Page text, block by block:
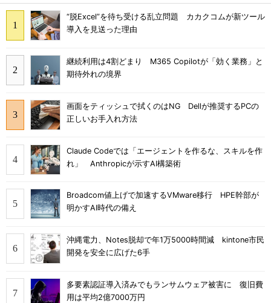
“脱Excel”を待ち受ける乱立問題 カカクコムが新ツール
導入を見送った理由
継続利用は4割どまり M365 Copilotが「効く業務」と
期待外れの境界
画面をティッシュで拭くのはNG Dellが推奨するPCの
正しいお手入れ方法
Claude Codeでは「エージェントを作るな、スキルを作
れ」 Anthropicが示すAI構築術
Broadcom値上げで加速するVMware移行 HPE幹部が
明かすAI時代の備え
沖縄電力、Notes脱却で年1万5000時間減 kintone市民
開発を安全に広げた6手
多要素認証導入済みでもランサムウェア被害に 復旧費
用は平均2億7000万円